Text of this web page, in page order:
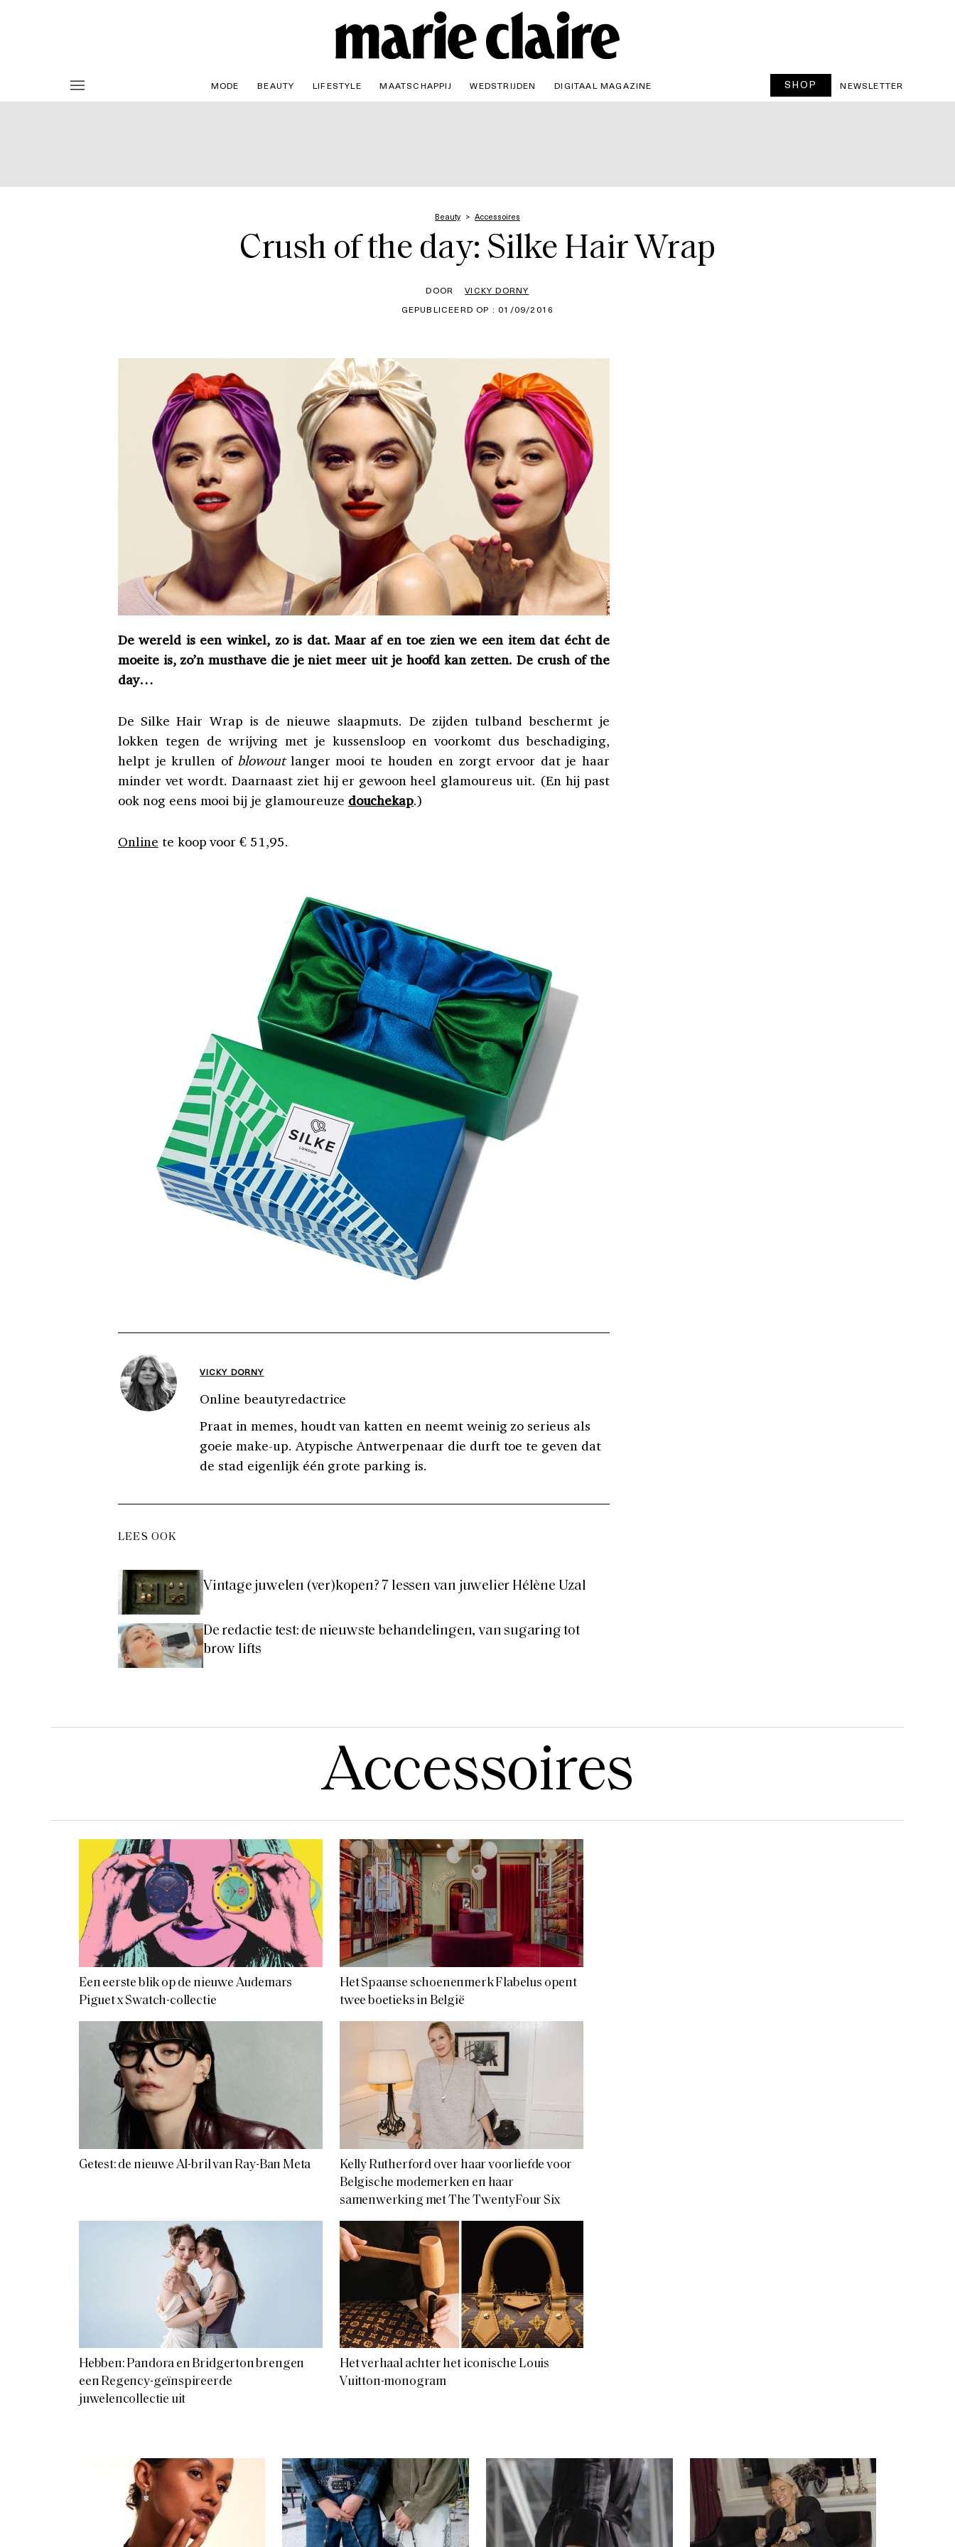
MODE BEAUTY LIFESTYLE MAATSCHAPPIJ WEDSTRIJDEN DIGITAAL MAGAZINE SHOP NEWSLETTER
Beauty Accessoires
Crush of the day: Silke Hair Wrap
DOOR
VICKY DORNY
GEPUBLICEERD OP : 01/09/2016
De wereld is een winkel, zo is dat. Maar af en toe zien we een item dat écht de
moeite is, zo’n musthave die je niet meer uit je hoofd kan zetten. De crush of the
day…
De Silke Hair Wrap is de nieuwe slaapmuts. De zijden tulband beschermt je
lokken tegen de wrijving met je kussensloop en voorkomt dus beschadiging,
helpt je krullen of blowoutlanger mooi te houden en zorgt ervoor dat je haar
minder vet wordt. Daarnaast ziet hij er gewoon heel glamoureus uit. (En hij past
ook nog eens mooi bij je glamoureuze douchekap.)
Online te koop voor € 51,95.
VICKY DORNY
Online beautyredactrice
Praat in memes, houdt van katten en neemt weinig zo serieus als
goeie make-up. Atypische Antwerpenaar die durft toe te geven dat
de stad eigenlijk één grote parking is.
LEES OOK
Vintage juwelen (ver)kopen? 7 lessen van juwelier Hélène Uzal
De redactie test: de nieuwste behandelingen, van sugaring tot
brow lifts
Accessoires
Een eerste blik op de nieuwe Audemars
Piguet x Swatch-collectie
Het Spaanse schoenenmerk Flabelus opent
twee boetieks in België
Getest: de nieuwe AI-bril van Ray-Ban Meta
Kelly Rutherford over haar voorliefde voor
Belgische modemerken en haar
samenwerking met The TwentyFour Six
Hebben: Pandora en Bridgerton brengen
een Regency-geïnspireerde
juwelencollectie uit
Het verhaal achter het iconische Louis
Vuitton-monogram